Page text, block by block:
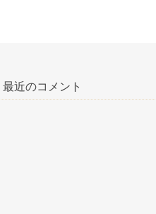
最近のコメント